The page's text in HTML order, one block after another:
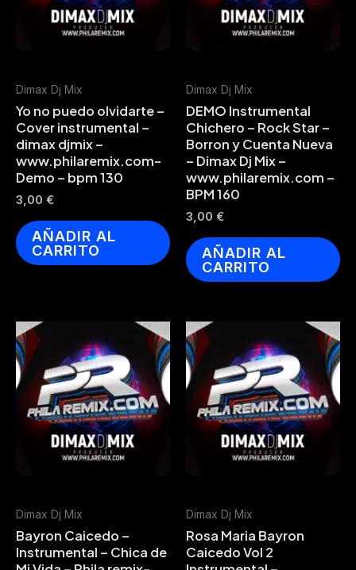
Dimax Dj Mix
Yo no puedo olvidarte –
Cover instrumental –
dimax djmix –
www.philaremix.com-
Demo – bpm 130
3,00 €
AÑADIR AL
CARRITO
Dimax Dj Mix
DEMO Instrumental
Chichero – Rock Star –
Borron y Cuenta Nueva
– Dimax Dj Mix –
www.philaremix.com –
BPM 160
3,00 €
AÑADIR AL
CARRITO
Dimax Dj Mix
Bayron Caicedo –
Instrumental – Chica de
Dimax Dj Mix
Rosa Maria Bayron
Caicedo Vol 2